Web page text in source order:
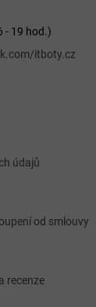
- 19 hod.)
itboty.cz
údajů
od smlouvy
recenze